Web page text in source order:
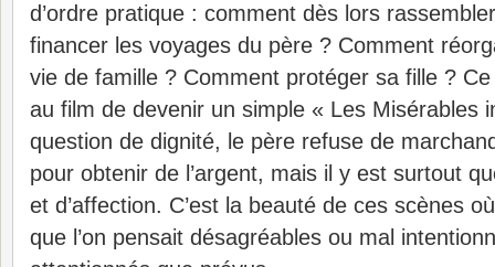
d’ordre pratique : comment dès lors
financer les voyages du père ? Comment
vie de famille ? Comment protéger sa fille ?
au film de devenir un simple « Les Misérables
question de dignité, le père refuse de
pour obtenir de l’argent, mais il y est surtout
et d’affection. C’est la beauté de ces scènes
que l’on pensait désagréables ou mal